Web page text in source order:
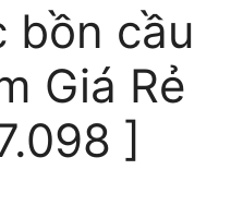
bồn cầu
Giá Rẻ
]